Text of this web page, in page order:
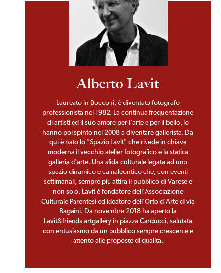
Alberto Lavit
Laureato in Bocconi, è diventato fotografo
professionista nel 1982. La continua frequentazione
di artisti ed il suo amore per l'arte e per il bello, lo
hanno poi spinto nel 2008 a diventare gallerista. Da
qui è nato lo "Spazio Lavit" che rivede in chiave
moderna il vecchio atelier fotografico e la statica
galleria d'arte. Una sfida culturale legata ad uno
spazio dinamico e camaleontico che, con eventi
settimanali, sempre più attira il pubblico di Varese e
non solo. Lavit è fondatore dell'Associazione
Culturale Parentesi ed ideatore dell'Orto d'Arte di via
Bagaini. Da novembre 2018 ha aperto la
Lavit&friends artgallery in piazza Carducci, salutata
con entusiasmo da un pubblico sempre crescente e